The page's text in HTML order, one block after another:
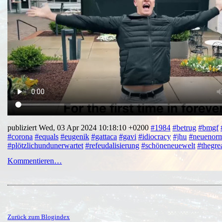
publiziert Wed, 03 Apr 2024 10:18:10 +0200 #1984 #betrug #bmgf
#corona #equals #eugenik #gattaca #gavi #idiocracy #jhu
#plötzlichundunerwartet #refeudalisierung #schöneneuewelt
Kommentieren…
Zurück zum Blogindex